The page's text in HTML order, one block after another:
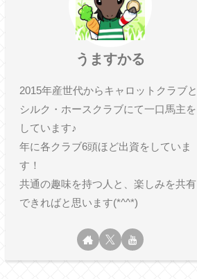
うますかる
2015年産世代からキャロットクラブと
シルク・ホースクラブにて一口馬主を
しています♪
年に各クラブ6頭ほど出資をしていま
す！
共通の趣味を持つ人と、楽しみを共有
できればと思います(*^^*)